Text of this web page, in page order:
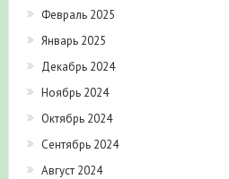
Февраль 2025
Январь 2025
Декабрь 2024
Ноябрь 2024
Октябрь 2024
Сентябрь 2024
Август 2024